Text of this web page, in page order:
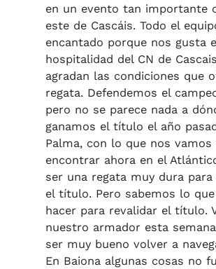
en un evento tan importante
este de Cascáis. Todo el
encantado porque nos gusta
hospitalidad del CN de
agradan las condiciones que
regata. Defendemos el
pero no se parece nada a
ganamos el título el año
Palma, con lo que nos vamos
encontrar ahora en el
ser una regata muy dura para
el título. Pero sabemos lo
hacer para revalidar el título.
nuestro armador esta
ser muy bueno volver a
En Baiona algunas cosas no